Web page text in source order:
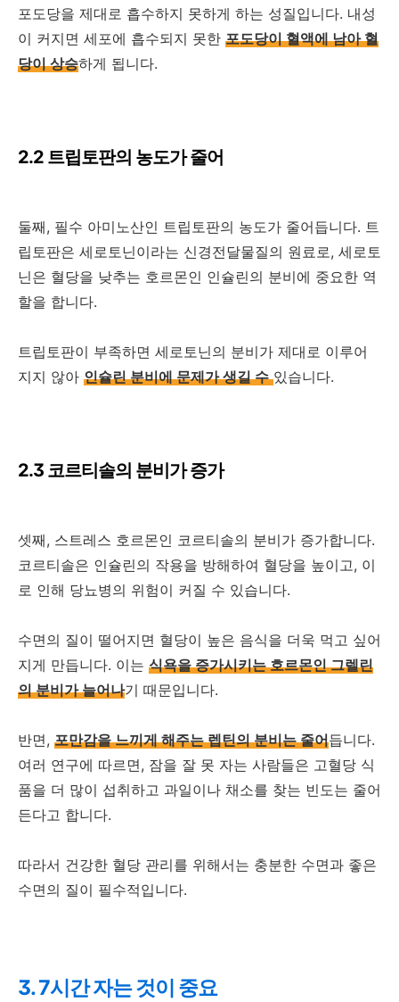
포도당을 제대로 흡수하지 못하게 하는 성질입니다. 내성
이 커지면 세포에 흡수되지 못한 포도당이 혈액에 남아 혈
당이 상승하게 됩니다.
2.2 트립토판의 농도가 줄어
둘째, 필수 아미노산인 트립토판의 농도가 줄어듭니다. 트
립토판은 세로토닌이라는 신경전달물질의 원료로, 세로토
닌은 혈당을 낮추는 호르몬인 인슐린의 분비에 중요한 역
할을 합니다.
트립토판이 부족하면 세로토닌의 분비가 제대로 이루어
지지 않아 인슐린 분비에 문제가 생길 수 있습니다.
2.3 코르티솔의 분비가 증가
셋째, 스트레스 호르몬인 코르티솔의 분비가 증가합니다.
코르티솔은 인슐린의 작용을 방해하여 혈당을 높이고, 이
로 인해 당뇨병의 위험이 커질 수 있습니다.
수면의 질이 떨어지면 혈당이 높은 음식을 더욱 먹고 싶어
지게 만듭니다. 이는 식욕을 증가시키는 호르몬인 그렐린
의 분비가 늘어나기 때문입니다.
반면, 포만감을 느끼게 해주는 렙틴의 분비는 줄어듭니다.
여러 연구에 따르면, 잠을 잘 못 자는 사람들은 고혈당 식
품을 더 많이 섭취하고 과일이나 채소를 찾는 빈도는 줄어
든다고 합니다.
따라서 건강한 혈당 관리를 위해서는 충분한 수면과 좋은
수면의 질이 필수적입니다.
3. 7시간 자는 것이 중요